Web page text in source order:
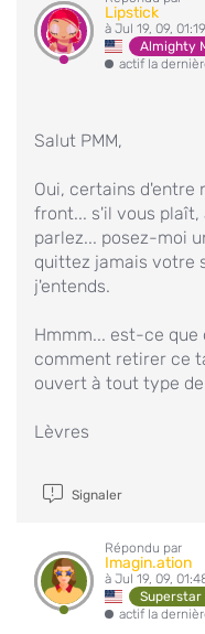
Lipstick
à Jul 19, 09,
Almighty
actif la
Salut PMM,
Oui, certains d'entre
front... s'il vous
parlez... posez-moi
quittez jamais votre
j'entends.
Hmmm... est-ce que
comment retirer ce
ouvert à tout type
Lèvres
Signaler
Répondu par
Imagin.ation
à Jul 19, 09,
Superstar
actif la